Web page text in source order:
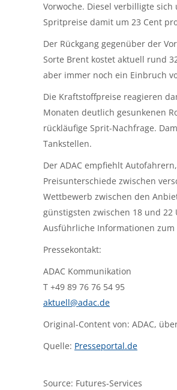
Vorwoche. Diesel verbilligte
Spritpreise damit um 23 Cent
Der Rückgang gegenüber der
Sorte Brent kostet aktuell rund
aber immer noch ein Einbruch
Die Kraftstoffpreise reagieren
Monaten deutlich gesunkenen
rückläufige Sprit-Nachfrage.
Tankstellen.
Der ADAC empfiehlt
Preisunterschiede zwischen
Wettbewerb zwischen den
günstigsten zwischen 18 und 22
Ausführliche Informationen
Pressekontakt:
ADAC Kommunikation
T +49 89 76 76 54 95
aktuell@adac.de
Original-Content von: ADAC,
Quelle: Presseportal.de
Source: Futures-Services